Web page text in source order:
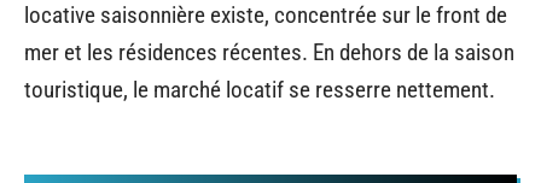
locative saisonnière existe, concentrée sur le front de
mer et les résidences récentes. En dehors de la saison
touristique, le marché locatif se resserre nettement.